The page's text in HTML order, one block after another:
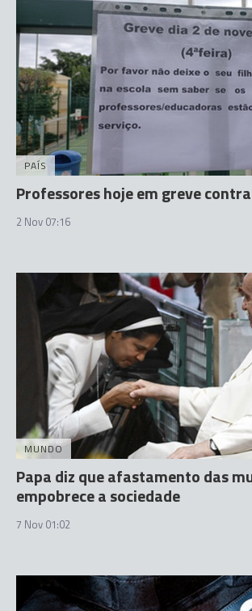
PAÍS
Professores hoje em greve
2 Nov 07:16
MUNDO
Papa diz que afastamento das
empobrece a sociedade
7 Nov 01:02